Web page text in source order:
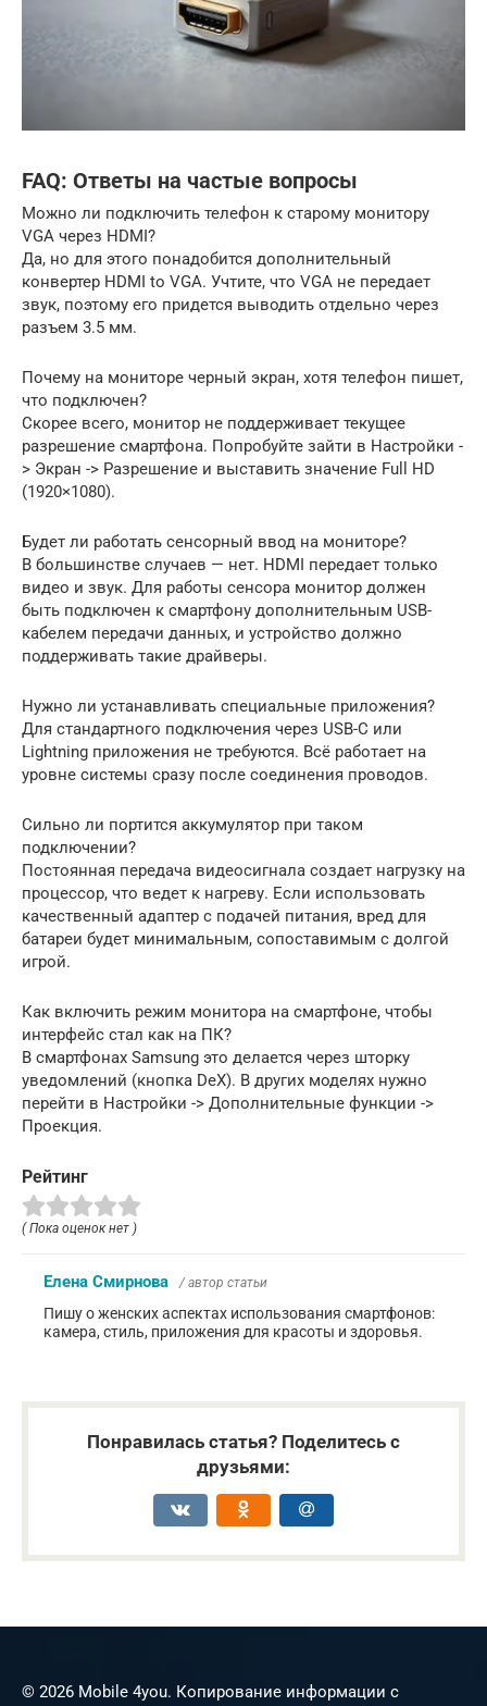
FAQ: Ответы на частые вопросы
Можно ли подключить телефон к старому монитору
VGA через HDMI?
Да, но для этого понадобится дополнительный
конвертер HDMI to VGA. Учтите, что VGA не передает
звук, поэтому его придется выводить отдельно через
разъем 3.5 мм.
Почему на мониторе черный экран, хотя телефон пишет,
что подключен?
Скорее всего, монитор не поддерживает текущее
разрешение смартфона. Попробуйте зайти в Настройки -
> Экран -> Разрешение и выставить значение Full HD
(1920×1080).
Будет ли работать сенсорный ввод на мониторе?
В большинстве случаев — нет. HDMI передает только
видео и звук. Для работы сенсора монитор должен
быть подключен к смартфону дополнительным USB-
кабелем передачи данных, и устройство должно
поддерживать такие драйверы.
Нужно ли устанавливать специальные приложения?
Для стандартного подключения через USB-C или
Lightning приложения не требуются. Всё работает на
уровне системы сразу после соединения проводов.
Сильно ли портится аккумулятор при таком
подключении?
Постоянная передача видеосигнала создает нагрузку на
процессор, что ведет к нагреву. Если использовать
качественный адаптер с подачей питания, вред для
батареи будет минимальным, сопоставимым с долгой
игрой.
Как включить режим монитора на смартфоне, чтобы
интерфейс стал как на ПК?
В смартфонах Samsung это делается через шторку
уведомлений (кнопка DeX). В других моделях нужно
перейти в Настройки -> Дополнительные функции ->
Проекция.
Рейтинг
( Пока оценок нет )
Елена Смирнова / автор статьи
Пишу о женских аспектах использования смартфонов:
камера, стиль, приложения для красоты и здоровья.
Понравилась статья? Поделитесь с
друзьями:
© 2026 Mobile 4you. Копирование информации с